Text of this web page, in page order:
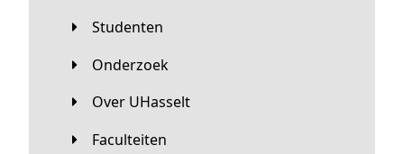
Studenten
Onderzoek
Over UHasselt
Faculteiten